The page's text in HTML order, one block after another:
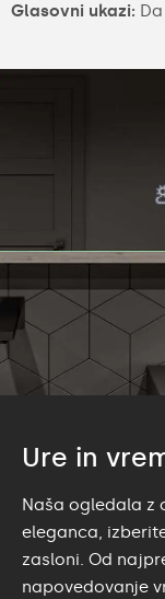
Glasovni ukazi: Da
Ure in
Naša ogledala z
eleganca,
zasloni. Od
napovedovanje